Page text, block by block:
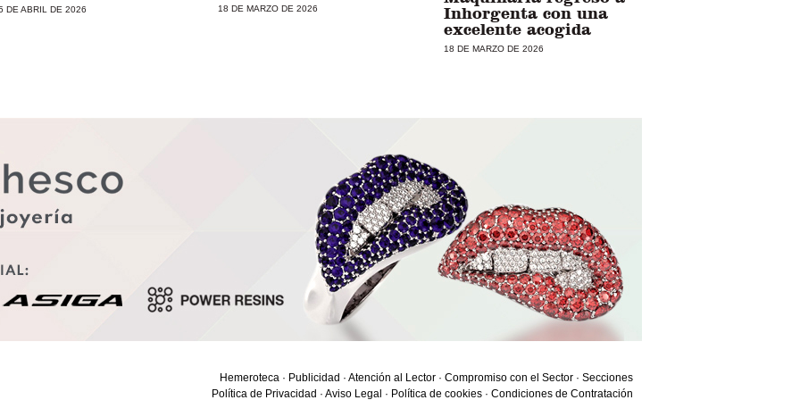
DE ABRIL DE 2026 18 DE MARZO DE 2026
Inhorgenta con una
excelente acogida
18 DE MARZO DE 2026
Hemeroteca · Publicidad · Atención al Lector · Compromiso con el Sector · Secciones
Política de Privacidad · Aviso Legal · Política de cookies · Condiciones de Contratación